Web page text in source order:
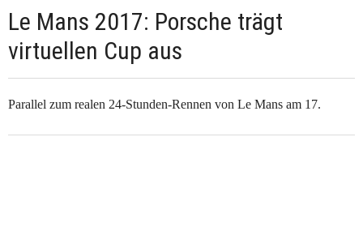
Le Mans 2017: Porsche trägt
virtuellen Cup aus
Parallel zum realen 24-Stunden-Rennen von Le Mans am 17.